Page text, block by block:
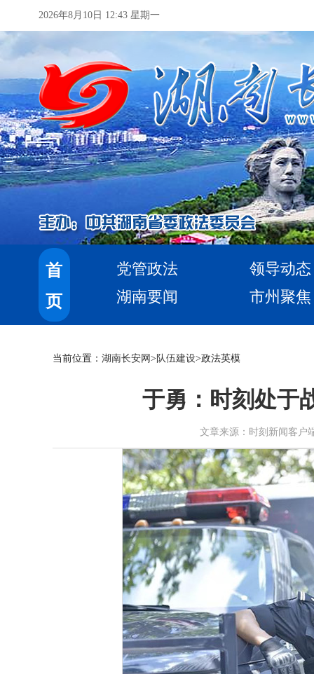
2026年8月10日 12:43 星期一
首
页
党管政法
领导动态
湖南要闻
市州聚焦
当前位置： 湖南长安网 > 队伍建设>政法英模
于勇：时刻处于
文章来源：时刻新闻客户